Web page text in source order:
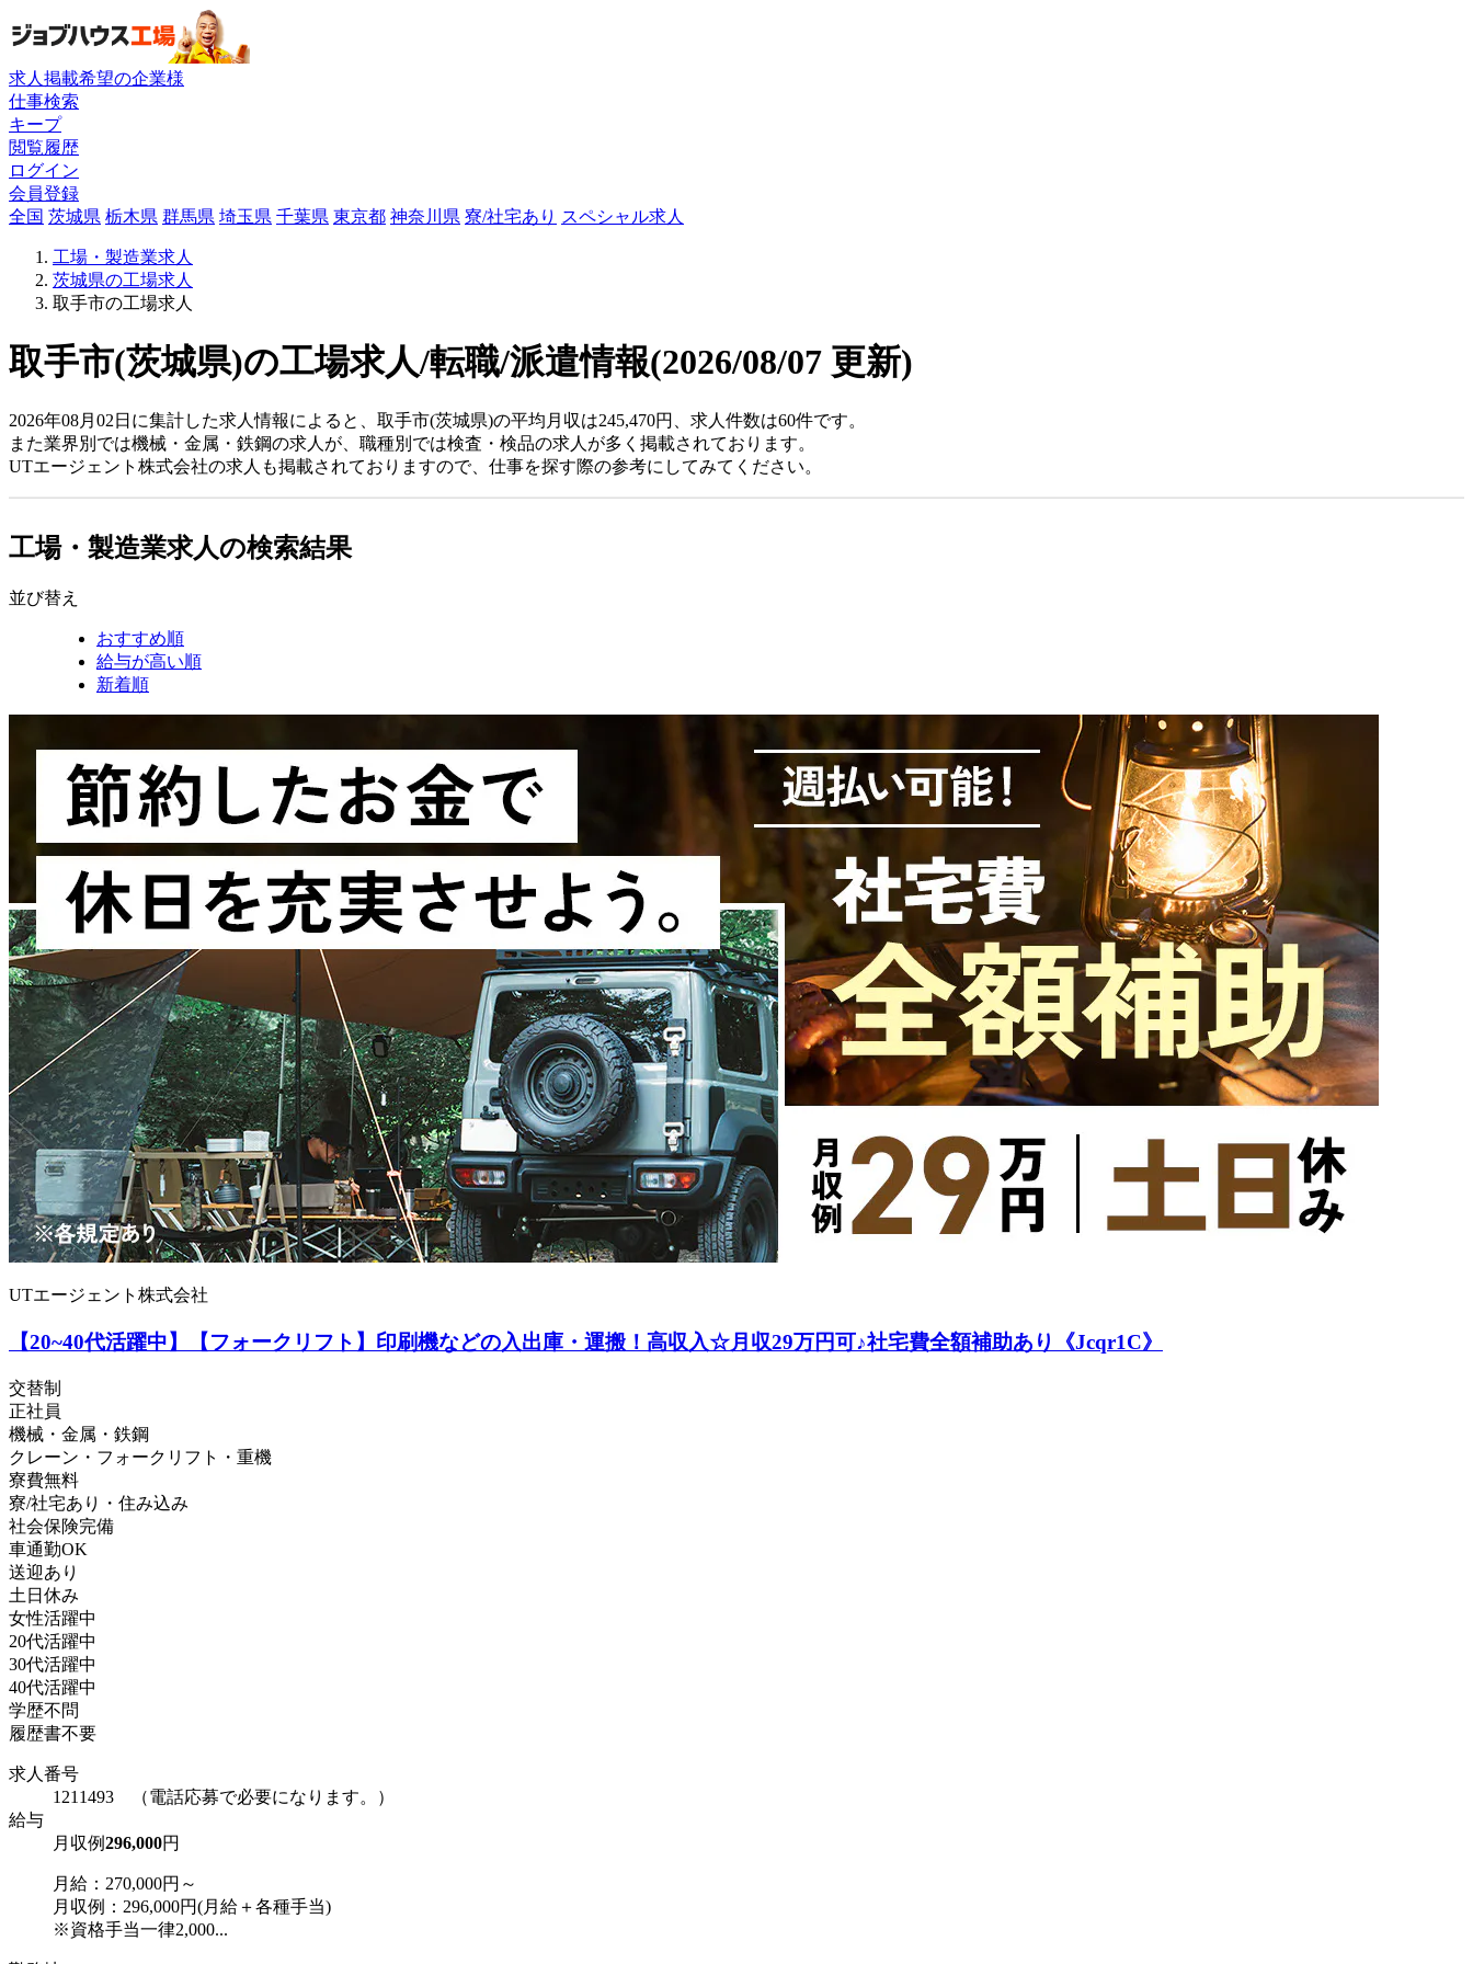
求人掲載希望の企業様
仕事検索
キープ
閲覧履歴
ログイン
会員登録
全国 茨城県 栃木県 群馬県 埼玉県 千葉県 東京都 神奈川県 寮/社宅あり スペシャル求人
工場・製造業求人
茨城県の工場求人
取手市の工場求人
取手市(茨城県)の工場求人/転職/派遣情報(2026/08/07 更新)
2026年08月02日に集計した求人情報によると、取手市(茨城県)の平均月収は245,470円、求人件数は60件です。
また業界別では機械・金属・鉄鋼の求人が、職種別では検査・検品の求人が多く掲載されております。
UTエージェント株式会社の求人も掲載されておりますので、仕事を探す際の参考にしてみてください。
工場・製造業求人の検索結果
並び替え
おすすめ順
給与が高い順
新着順
UTエージェント株式会社
【20~40代活躍中】【フォークリフト】印刷機などの入出庫・運搬！高収入☆月収29万円可♪社宅費全額補助あり《Jcqr1C》
交替制
正社員
機械・金属・鉄鋼
クレーン・フォークリフト・重機
寮費無料
寮/社宅あり・住み込み
社会保険完備
車通勤OK
送迎あり
土日休み
女性活躍中
20代活躍中
30代活躍中
40代活躍中
学歴不問
履歴書不要
求人番号
1211493 （電話応募で必要になります。）
給与
月収例296,000円
月給：270,000円～
月収例：296,000円(月給＋各種手当)
※資格手当一律2,000...